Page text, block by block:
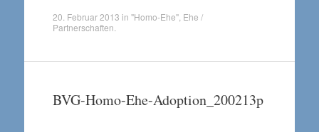
20. Februar 2013 in "Homo-Ehe", Ehe /
Partnerschaften
BVG-Homo-Ehe-Adoption_200213p